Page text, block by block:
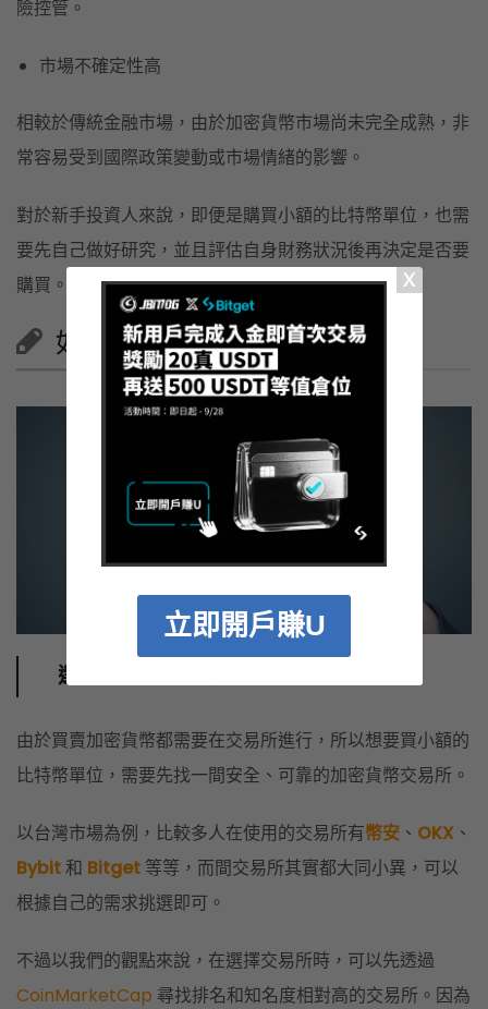
立即開戶賺U
險控管。
市場不確定性高
相較於傳統金融市場，由於加密貨幣市場尚未完全成熟，非
常容易受到國際政策變動或市場情緒的影響。
對於新手投資人來說，即便是購買小額的比特幣單位，也需
要先自己做好研究，並且評估自身財務狀況後再決定是否要
購買。
如何購買小額的比特幣單位？
選擇加密貨幣交易所
由於買賣加密貨幣都需要在交易所進行，所以想要買小額的
比特幣單位，需要先找一間安全、可靠的加密貨幣交易所。
以台灣市場為例，比較多人在使用的交易所有幣安 、 OKX 、
Bybit和 Bitget 等等，而間交易所其實都大同小異，可以
根據自己的需求挑選即可。
不過以我們的觀點來說，在選擇交易所時，可以先透過
CoinMarketCap 尋找排名和知名度相對高的交易所。 因為